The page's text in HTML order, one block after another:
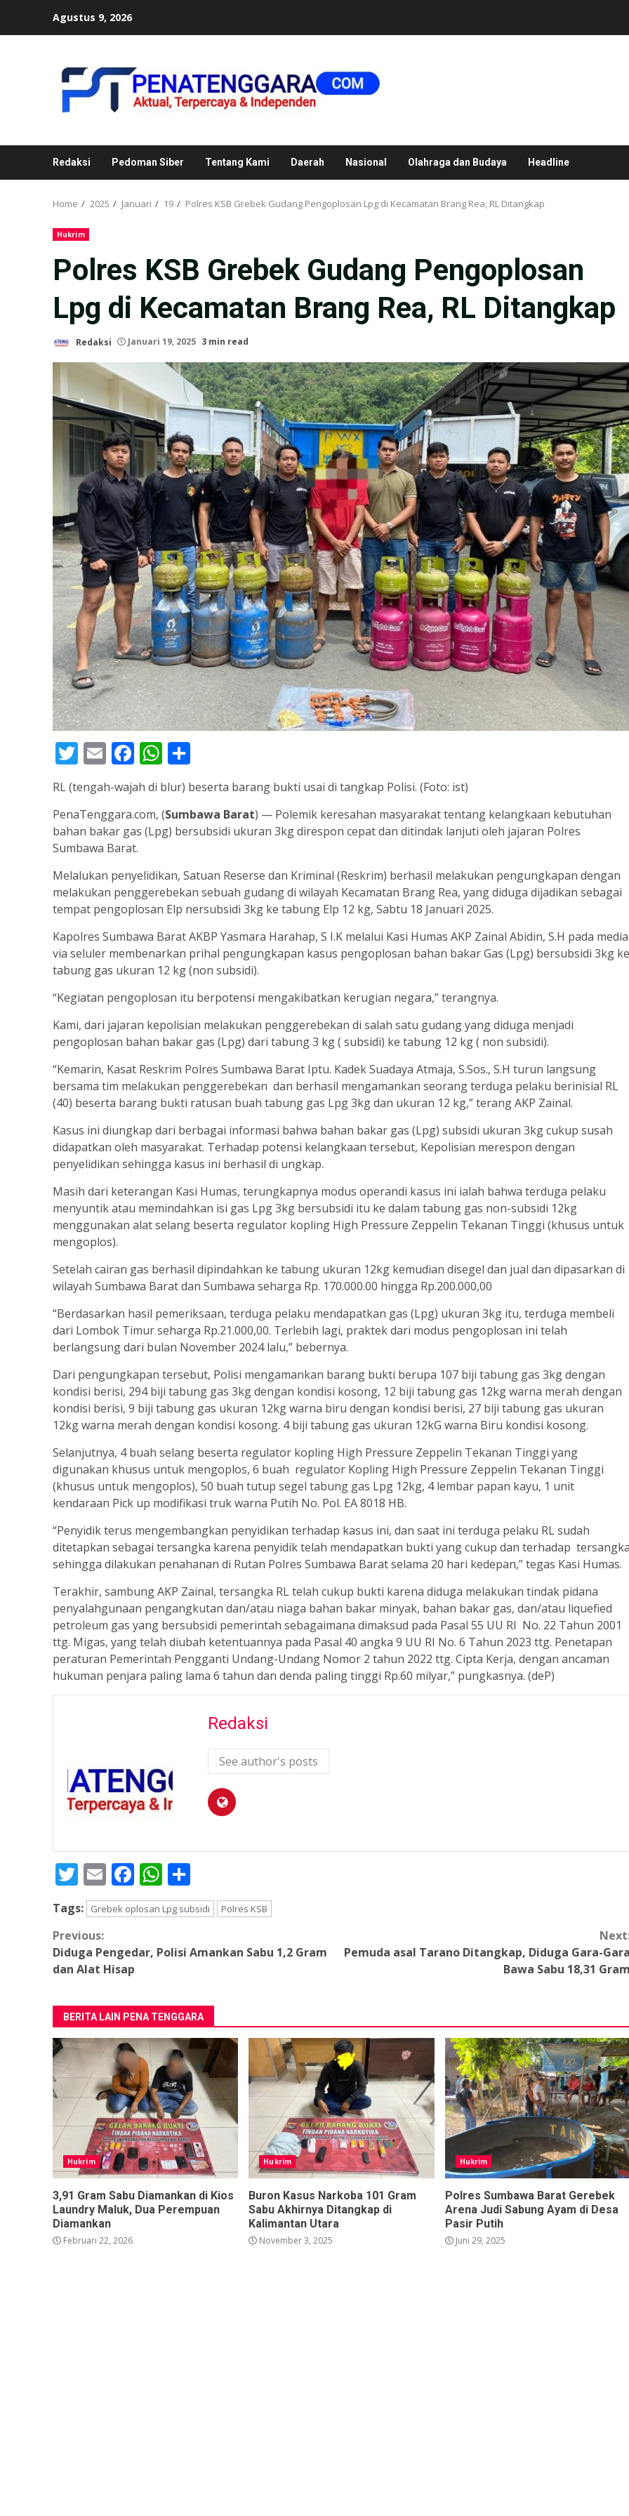
Agustus 9, 2026
Redaksi Pedoman Siber Tentang Kami Daerah Nasional Olahraga dan Budaya Headline
Home 2025 Januari 19 Polres KSB Grebek Gudang Pengoplosan Lpg di Kecamatan Brang Rea, RL Ditangkap
Hukrim
Polres KSB Grebek Gudang Pengoplosan
Lpg di Kecamatan Brang Rea, RL Ditangkap
Redaksi Januari 19, 2025 3 min read
Twitter
EmailFacebook
WhatsApp
RL (tengah-wajah di blur) beserta barang bukti usai di tangkap Polisi. (Foto: ist)
PenaTenggara.com, (Sumbawa Barat) — Polemik keresahan masyarakat tentang kelangkaan kebutuhan
bahan bakar gas (Lpg) bersubsidi ukuran 3kg direspon cepat dan ditindak lanjuti oleh jajaran Polres
Sumbawa Barat.
Melalukan penyelidikan, Satuan Reserse dan Kriminal (Reskrim) berhasil melakukan pengungkapan dengan
melakukan penggerebekan sebuah gudang di wilayah Kecamatan Brang Rea, yang diduga dijadikan sebagai
tempat pengoplosan Elp nersubsidi 3kg ke tabung Elp 12 kg, Sabtu 18 Januari 2025.
Kapolres Sumbawa Barat AKBP Yasmara Harahap, S I.K melalui Kasi Humas AKP Zainal Abidin, S.H pada media
via seluler membenarkan prihal pengungkapan kasus pengoplosan bahan bakar Gas (Lpg) bersubsidi 3kg ke
tabung gas ukuran 12 kg (non subsidi).
“Kegiatan pengoplosan itu berpotensi mengakibatkan kerugian negara,” terangnya.
Kami, dari jajaran kepolisian melakukan penggerebekan di salah satu gudang yang diduga menjadi
pengoplosan bahan bakar gas (Lpg) dari tabung 3 kg ( subsidi) ke tabung 12 kg ( non subsidi).
“Kemarin, Kasat Reskrim Polres Sumbawa Barat Iptu. Kadek Suadaya Atmaja, S.Sos., S.H turun langsung
bersama tim melakukan penggerebekan dan berhasil mengamankan seorang terduga pelaku berinisial RL
(40) beserta barang bukti ratusan buah tabung gas Lpg 3kg dan ukuran 12 kg,” terang AKP Zainal.
Kasus ini diungkap dari berbagai informasi bahwa bahan bakar gas (Lpg) subsidi ukuran 3kg cukup susah
didapatkan oleh masyarakat. Terhadap potensi kelangkaan tersebut, Kepolisian merespon dengan
penyelidikan sehingga kasus ini berhasil di ungkap.
Masih dari keterangan Kasi Humas, terungkapnya modus operandi kasus ini ialah bahwa terduga pelaku
menyuntik atau memindahkan isi gas Lpg 3kg bersubsidi itu ke dalam tabung gas non-subsidi 12kg
menggunakan alat selang beserta regulator kopling High Pressure Zeppelin Tekanan Tinggi (khusus untuk
mengoplos).
Setelah cairan gas berhasil dipindahkan ke tabung ukuran 12kg kemudian disegel dan jual dan dipasarkan di
wilayah Sumbawa Barat dan Sumbawa seharga Rp. 170.000.00 hingga Rp.200.000,00
“Berdasarkan hasil pemeriksaan, terduga pelaku mendapatkan gas (Lpg) ukuran 3kg itu, terduga membeli
dari Lombok Timur seharga Rp.21.000,00. Terlebih lagi, praktek dari modus pengoplosan ini telah
berlangsung dari bulan November 2024 lalu,” bebernya.
Dari pengungkapan tersebut, Polisi mengamankan barang bukti berupa 107 biji tabung gas 3kg dengan
kondisi berisi, 294 biji tabung gas 3kg dengan kondisi kosong, 12 biji tabung gas 12kg warna merah dengan
kondisi berisi, 9 biji tabung gas ukuran 12kg warna biru dengan kondisi berisi, 27 biji tabung gas ukuran
12kg warna merah dengan kondisi kosong. 4 biji tabung gas ukuran 12kG warna Biru kondisi kosong.
Selanjutnya, 4 buah selang beserta regulator kopling High Pressure Zeppelin Tekanan Tinggi yang
digunakan khusus untuk mengoplos, 6 buah regulator Kopling High Pressure Zeppelin Tekanan Tinggi
(khusus untuk mengoplos), 50 buah tutup segel tabung gas Lpg 12kg, 4 lembar papan kayu, 1 unit
kendaraan Pick up modifikasi truk warna Putih No. Pol. EA 8018 HB.
“Penyidik terus mengembangkan penyidikan terhadap kasus ini, dan saat ini terduga pelaku RL sudah
ditetapkan sebagai tersangka karena penyidik telah mendapatkan bukti yang cukup dan terhadap
sehingga dilakukan penahanan di Rutan Polres Sumbawa Barat selama 20 hari kedepan,” tegas Kasi Humas.
Terakhir, sambung AKP Zainal, tersangka RL telah cukup bukti karena diduga melakukan tindak pidana
penyalahgunaan pengangkutan dan/atau niaga bahan bakar minyak, bahan bakar gas, dan/atau liquefied
petroleum gas yang bersubsidi pemerintah sebagaimana dimaksud pada Pasal 55 UU RI No. 22 Tahun 2001
ttg. Migas, yang telah diubah ketentuannya pada Pasal 40 angka 9 UU RI No. 6 Tahun 2023 ttg. Penetapan
peraturan Pemerintah Pengganti Undang-Undang Nomor 2 tahun 2022 ttg. Cipta Kerja, dengan ancaman
hukuman penjara paling lama 6 tahun dan denda paling tinggi Rp.60 milyar,” pungkasnya. (deP)
Redaksi
See author's posts
Twitter
EmailFacebook
WhatsApp
Tags: Grebek oplosan Lpg subsidi Polres KSB
Continue
Reading
Previous:
Diduga Pengedar, Polisi Amankan Sabu 1,2 Gram
dan Alat Hisap
Pemuda asal Tarano Ditangkap, Diduga Gara-
Bawa Sabu 18,31
BERITA LAIN PENA TENGGARA
Hukrim
3,91 Gram Sabu Diamankan di Kios
Laundry Maluk, Dua Perempuan
Diamankan
Februari 22, 2026
Hukrim
Buron Kasus Narkoba 101 Gram
Sabu Akhirnya Ditangkap di
Kalimantan Utara
November 3, 2025
Hukrim
Polres Sumbawa Barat Gerebek
Arena Judi Sabung Ayam di Desa
Pasir Putih
Juni 29, 2025